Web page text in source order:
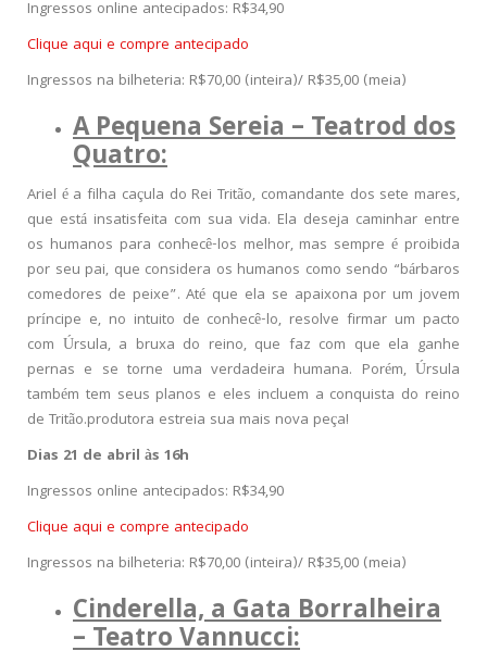
Ingressos online antecipados: R$34,90
Clique aqui e compre antecipado
Ingressos na bilheteria: R$70,00 (inteira)/ R$35,00 (meia)
A Pequena Sereia – Teatrod dos
Quatro:
Ariel é a filha caçula do Rei Tritão, comandante dos sete mares,
que está insatisfeita com sua vida. Ela deseja caminhar entre
os humanos para conhecê-los melhor, mas sempre é proibida
por seu pai, que considera os humanos como sendo “bárbaros
comedores de peixe”. Até que ela se apaixona por um jovem
príncipe e, no intuito de conhecê-lo, resolve firmar um pacto
com Úrsula, a bruxa do reino, que faz com que ela ganhe
pernas e se torne uma verdadeira humana. Porém, Úrsula
também tem seus planos e eles incluem a conquista do reino
de Tritão.produtora estreia sua mais nova peça!
Dias 21 de abril às 16h
Ingressos online antecipados: R$34,90
Clique aqui e compre antecipado
Ingressos na bilheteria: R$70,00 (inteira)/ R$35,00 (meia)
Cinderella, a Gata Borralheira
– Teatro Vannucci: